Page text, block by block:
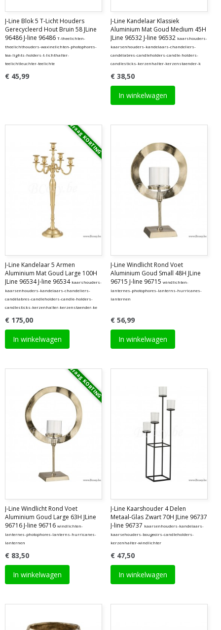
J-Line Blok 5 T-Licht Houders
Gerecycleerd Hout Bruin 58 JLine
96486 J-line 96486 T-theelichten-
theelichthouders-waxinelichten-photophores-
tea-lights-holders-t-lichthalter-
teelichtleuchter-teelichte
€ 45,99
J-Line Kandelaar Klassiek
Aluminium Mat Goud Medium 45H
JLine 96532 J-line 96532 kaarshouders-
kaarsenhouders-kandelaars-chandeliers-
candélabres-candleholders-candle-holders-
candlesticks-kerzenhalter-kerzenstaender-k
€ 38,50
In winkelwagen
Vraag KORTING
J-Line Kandelaar 5 Armen
Aluminium Mat Goud Large 100H
JLine 96534 J-line 96534 kaarshouders-
kaarsenhouders-kandelaars-chandeliers-
candélabres-candleholders-candle-holders-
candlesticks-kerzenhalter-kerzenstaender-ke
€ 175,00
In winkelwagen
J-Line Windlicht Rond Voet
Aluminium Goud Small 48H JLine
96715 J-line 96715 windlichten-
lanternes-photophores-lanterns-hurricanes-
lanternen
€ 56,99
In winkelwagen
Vraag KORTING
J-Line Windlicht Rond Voet
Aluminium Goud Large 63H JLine
96716 J-line 96716 windlichten-
lanternes-photophores-lanterns-hurricanes-
lanternen
€ 83,50
In winkelwagen
J-Line Kaarshouder 4 Delen
Metaal-Glas Zwart 70H JLine 96737
J-line 96737 kaarsenhouders-kandelaars-
kaarsehouders-bougeoirs-candleholders-
kerzenhalter-windlichter
€ 47,50
In winkelwagen